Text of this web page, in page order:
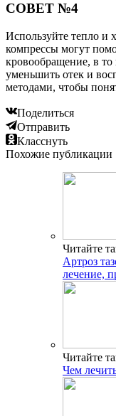
СОВЕТ №4
Используйте тепло и
компрессы могут
кровообращение, в
уменьшить отек и
методами, чтобы
Поделиться
Отправить
Класснуть
Похожие публикации
Читайте
Артроз
лечение,
Читайте
Чем